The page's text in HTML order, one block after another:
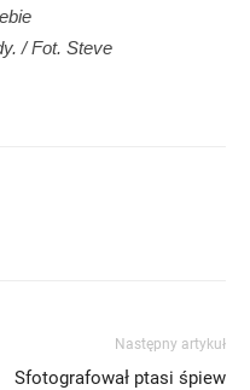
/ Fot. Steve
Następny artykuł
Sfotografował ptasi śpiew